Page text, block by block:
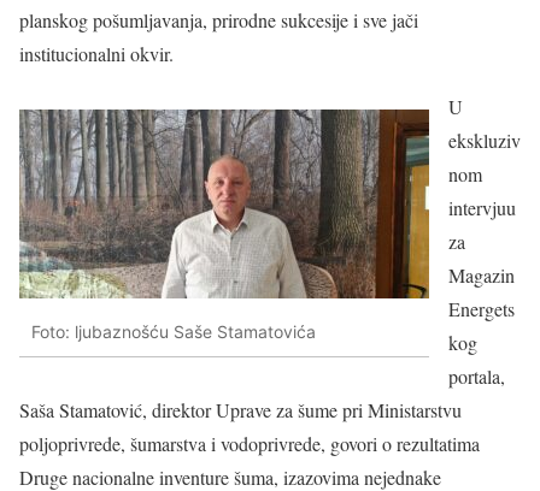
planskog pošumljavanja, prirodne sukcesije i sve jači
institucionalni okvir.
Foto: ljubaznošću Saše Stamatovića
U
ekskluziv
nom
intervjuu
za
Magazin
Energets
kog
portala,
Saša Stamatović, direktor Uprave za šume pri Ministarstvu
poljoprivrede, šumarstva i vodoprivrede, govori o rezultatima
Druge nacionalne inventure šuma, izazovima nejednake